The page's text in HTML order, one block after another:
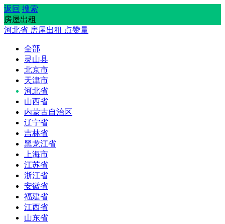
返回 搜索
房屋出租
河北省 房屋出租 点赞量
全部
灵山县
北京市
天津市
河北省
山西省
内蒙古自治区
辽宁省
吉林省
黑龙江省
上海市
江苏省
浙江省
安徽省
福建省
江西省
山东省